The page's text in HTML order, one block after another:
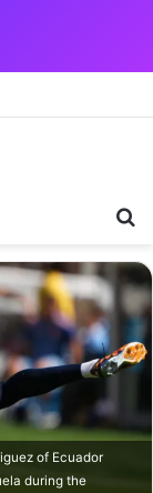
of Ecuador
during the